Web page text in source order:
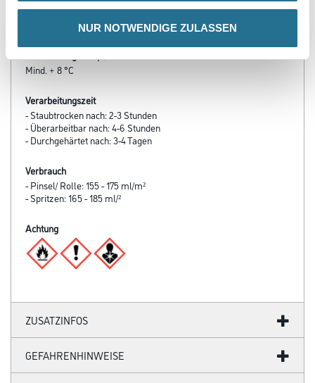
NUR NOTWENDIGE ZULASSEN
- Leicht und zügig zu verarbeiten
- Lange Topfzeit
Mind. + 8 °C
Verarbeitungszeit
- Staubtrocken nach: 2-3 Stunden
- Überarbeitbar nach: 4-6 Stunden
- Durchgehärtet nach: 3-4 Tagen
Verbrauch
- Pinsel/ Rolle: 155 - 175 ml/m²
- Spritzen: 165 - 185 ml/²
Achtung
ZUSATZINFOS
GEFAHRENHINWEISE